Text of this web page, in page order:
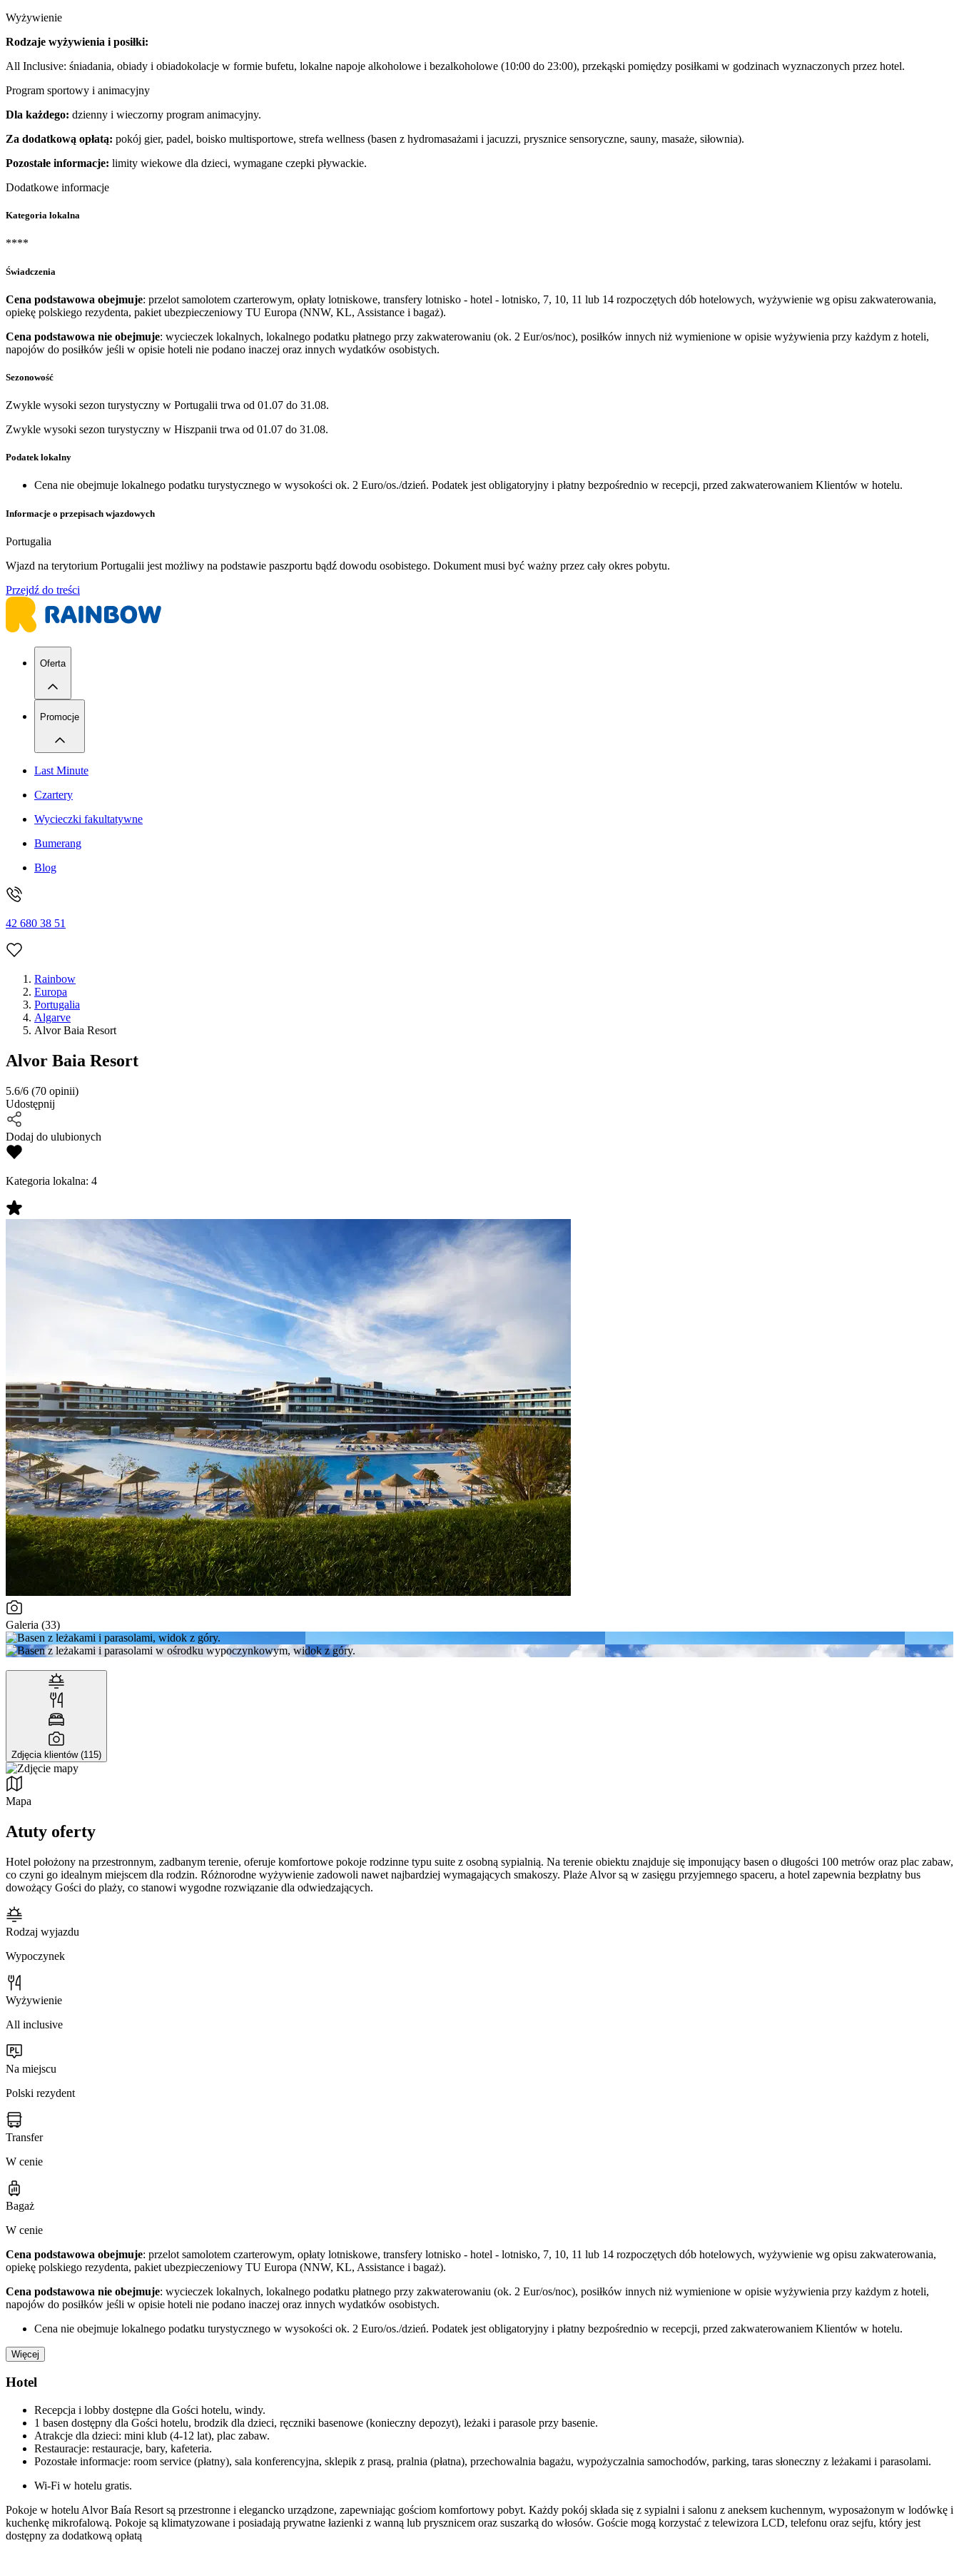
Wyżywienie
Rodzaje wyżywienia i posiłki:
All Inclusive: śniadania, obiady i obiadokolacje w formie bufetu, lokalne napoje alkoholowe i bezalkoholowe (10:00 do 23:00), przekąski pomiędzy posiłkami w godzinach wyznaczonych przez hotel.
Program sportowy i animacyjny
Dla każdego: dzienny i wieczorny program animacyjny.
Za dodatkową opłatą: pokój gier, padel, boisko multisportowe, strefa wellness (basen z hydromasażami i jacuzzi, prysznice sensoryczne, sauny, masaże, siłownia).
Pozostałe informacje: limity wiekowe dla dzieci, wymagane czepki pływackie.
Dodatkowe informacje
Kategoria lokalna
****
Świadczenia
Cena podstawowa obejmuje: przelot samolotem czarterowym, opłaty lotniskowe, transfery lotnisko - hotel - lotnisko, 7, 10, 11 lub 14 rozpoczętych dób hotelowych, wyżywienie wg opisu zakwaterowania,
opiekę polskiego rezydenta, pakiet ubezpieczeniowy TU Europa (NNW, KL, Assistance i bagaż).
Cena podstawowa nie obejmuje: wycieczek lokalnych, lokalnego podatku płatnego przy zakwaterowaniu (ok. 2 Eur/os/noc), posiłków innych niż wymienione w opisie wyżywienia przy każdym z hoteli,
napojów do posiłków jeśli w opisie hoteli nie podano inaczej oraz innych wydatków osobistych.
Sezonowość
Zwykle wysoki sezon turystyczny w Portugalii trwa od 01.07 do 31.08.
Zwykle wysoki sezon turystyczny w Hiszpanii trwa od 01.07 do 31.08.
Podatek lokalny
Cena nie obejmuje lokalnego podatku turystycznego w wysokości ok. 2 Euro/os./dzień. Podatek jest obligatoryjny i płatny bezpośrednio w recepcji, przed zakwaterowaniem Klientów w hotelu.
Informacje o przepisach wjazdowych
Portugalia
Wjazd na terytorium Portugalii jest możliwy na podstawie paszportu bądź dowodu osobistego. Dokument musi być ważny przez cały okres pobytu.
Przejdź do treści
Oferta
Promocje
Last Minute
Czartery
Wycieczki fakultatywne
Bumerang
Blog
42 680 38 51
Rainbow
Europa
Portugalia
Algarve
Alvor Baia Resort
Alvor Baia Resort
5.6/6 (70 opinii)
Udostępnij
Dodaj do ulubionych
Kategoria lokalna: 4
Galeria (33)
Zdjęcia klientów (115)
Mapa
Atuty oferty
Hotel położony na przestronnym, zadbanym terenie, oferuje komfortowe pokoje rodzinne typu suite z osobną sypialnią. Na terenie obiektu znajduje się imponujący basen o długości 100 metrów oraz plac zabaw,
co czyni go idealnym miejscem dla rodzin. Różnorodne wyżywienie zadowoli nawet najbardziej wymagających smakoszy. Plaże Alvor są w zasięgu przyjemnego spaceru, a hotel zapewnia bezpłatny bus
dowożący Gości do plaży, co stanowi wygodne rozwiązanie dla odwiedzających.
Rodzaj wyjazdu
Wypoczynek
Wyżywienie
All inclusive
Na miejscu
Polski rezydent
Transfer
W cenie
Bagaż
W cenie
Cena podstawowa obejmuje: przelot samolotem czarterowym, opłaty lotniskowe, transfery lotnisko - hotel - lotnisko, 7, 10, 11 lub 14 rozpoczętych dób hotelowych, wyżywienie wg opisu zakwaterowania,
opiekę polskiego rezydenta, pakiet ubezpieczeniowy TU Europa (NNW, KL, Assistance i bagaż).
Cena podstawowa nie obejmuje: wycieczek lokalnych, lokalnego podatku płatnego przy zakwaterowaniu (ok. 2 Eur/os/noc), posiłków innych niż wymienione w opisie wyżywienia przy każdym z hoteli,
napojów do posiłków jeśli w opisie hoteli nie podano inaczej oraz innych wydatków osobistych.
Cena nie obejmuje lokalnego podatku turystycznego w wysokości ok. 2 Euro/os./dzień. Podatek jest obligatoryjny i płatny bezpośrednio w recepcji, przed zakwaterowaniem Klientów w hotelu.
Więcej
Hotel
Recepcja i lobby dostępne dla Gości hotelu, windy.
1 basen dostępny dla Gości hotelu, brodzik dla dzieci, ręczniki basenowe (konieczny depozyt), leżaki i parasole przy basenie.
Atrakcje dla dzieci: mini klub (4-12 lat), plac zabaw.
Restauracje: restauracje, bary, kafeteria.
Pozostałe informacje: room service (płatny), sala konferencyjna, sklepik z prasą, pralnia (płatna), przechowalnia bagażu, wypożyczalnia samochodów, parking, taras słoneczny z leżakami i parasolami.
Wi-Fi w hotelu gratis.
Pokoje w hotelu Alvor Baía Resort są przestronne i elegancko urządzone, zapewniając gościom komfortowy pobyt. Każdy pokój składa się z sypialni i salonu z aneksem kuchennym, wyposażonym w lodówkę i
kuchenkę mikrofalową. Pokoje są klimatyzowane i posiadają prywatne łazienki z wanną lub prysznicem oraz suszarką do włosów. Goście mogą korzystać z telewizora LCD, telefonu oraz sejfu, który jest
dostępny za dodatkową opłatą